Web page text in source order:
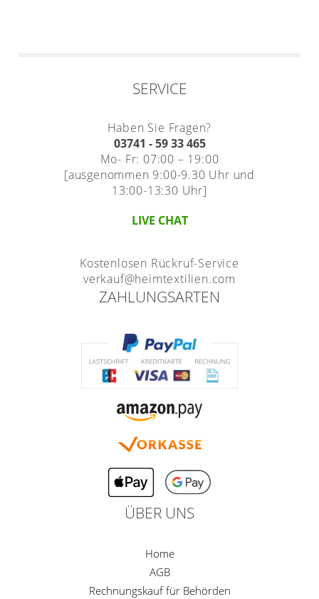
SERVICE
Haben Sie Fragen?
03741 - 59 33 465
Mo- Fr: 07:00 – 19:00
[ausgenommen 9:00-9.30 Uhr und
13:00-13:30 Uhr]
LIVE CHAT
Kostenlosen Rückruf-Service
verkauf@heimtextilien.com
ZAHLUNGSARTEN
ÜBER UNS
Home
AGB
Rechnungskauf für Behörden